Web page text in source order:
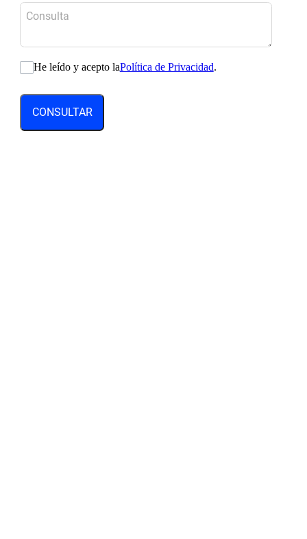
He leído y acepto laPolítica de Privacidad.
CONSULTAR